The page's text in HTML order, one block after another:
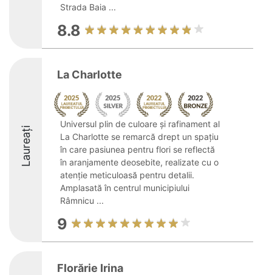
Strada Baia ...
8.8
Laureați
La Charlotte
Universul plin de culoare și rafinament al
La Charlotte se remarcă drept un spațiu
în care pasiunea pentru flori se reflectă
în aranjamente deosebite, realizate cu o
atenție meticuloasă pentru detalii.
Amplasată în centrul municipiului
Râmnicu ...
9
Florărie Irina